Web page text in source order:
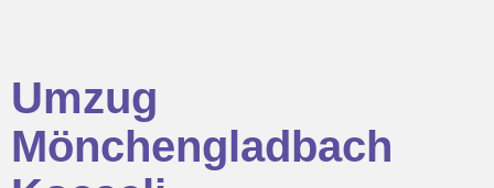
Umzug
Mönchengladbach